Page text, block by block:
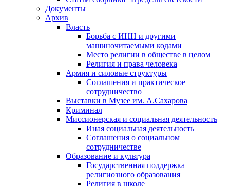
Документы
Архив
Власть
Борьба с ИНН и другими
машиночитаемыми кодами
Место религии в обществе в целом
Религия и права человека
Армия и силовые структуры
Соглашения и практическое
сотрудничество
Выставки в Музее им. А.Сахарова
Криминал
Миссионерская и социальная деятельность
Иная социальная деятельность
Соглашения о социальном
сотрудничестве
Образование и культура
Государственная поддержка
религиозного образования
Религия в школе